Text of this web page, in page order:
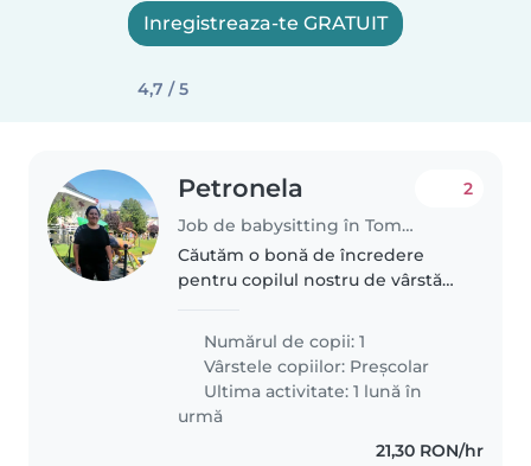
Inregistreaza-te GRATUIT
4,7 / 5
Petronela
Job de babysitting în Tomeşti
2
Căutăm o bonă de încredere
pentru copilul nostru de vârstă
calm și foarte vorbăreț. Ne-ar
plăcea o persoană care să fie
confortabilă cu treburile
casnice...
Numărul de copii: 1
Vârstele copiilor: Preșcolar
Ultima activitate: 1 lună în
urmă
21,30 RON/hr